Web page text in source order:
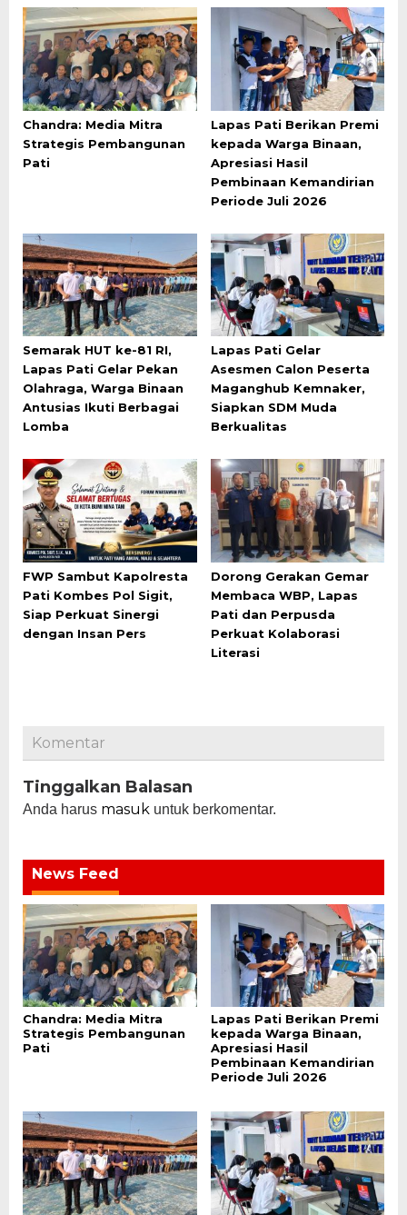
Chandra: Media Mitra
Strategis Pembangunan
Pati
Lapas Pati Berikan Premi
kepada Warga Binaan,
Apresiasi Hasil
Pembinaan Kemandirian
Periode Juli 2026
Semarak HUT ke-81 RI,
Lapas Pati Gelar Pekan
Olahraga, Warga Binaan
Antusias Ikuti Berbagai
Lomba
Lapas Pati Gelar
Asesmen Calon Peserta
Maganghub Kemnaker,
Siapkan SDM Muda
Berkualitas
FWP Sambut Kapolresta
Pati Kombes Pol Sigit,
Siap Perkuat Sinergi
dengan Insan Pers
Dorong Gerakan Gemar
Membaca WBP, Lapas
Pati dan Perpusda
Perkuat Kolaborasi
Literasi
Komentar
Tinggalkan Balasan
Anda harus masuk untuk berkomentar.
News Feed
Chandra: Media Mitra
Strategis Pembangunan
Pati
Lapas Pati Berikan Premi
kepada Warga Binaan,
Apresiasi Hasil
Pembinaan Kemandirian
Periode Juli 2026